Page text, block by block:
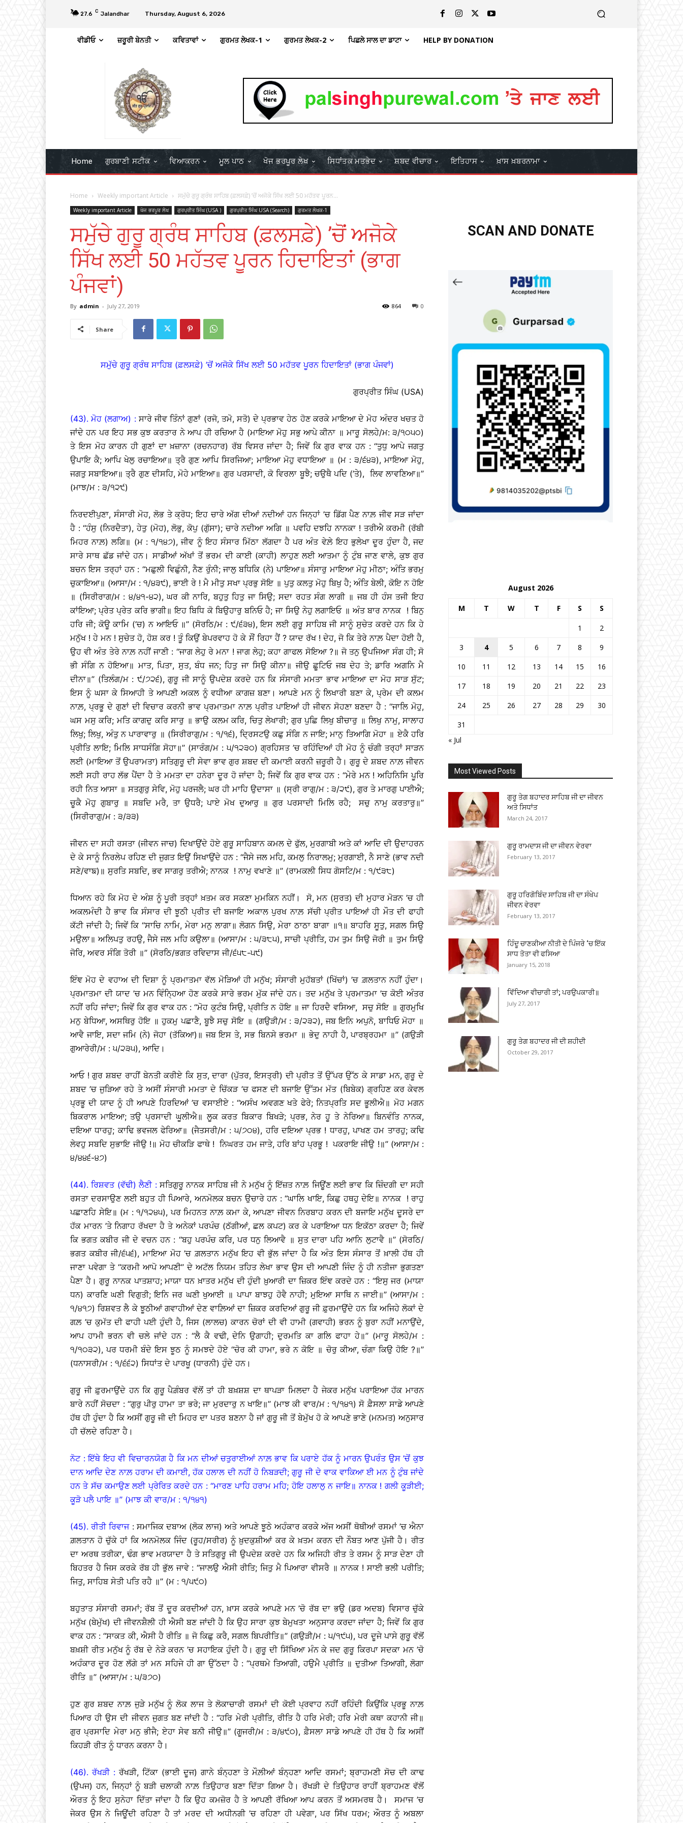
27.6 C Jalandhar Thursday, August 6, 2026
ਵੀਡੀਓ ਜ਼ਰੂਰੀ ਬੇਨਤੀ ਕਵਿਤਾਵਾਂ ਗੁਰਮਤ ਲੇਖਕ-1 ਗੁਰਮਤ ਲੇਖਕ-2 ਪਿਛਲੇ ਸਾਲ ਦਾ ਡਾਟਾ HELP BY DONATION
Home ਗੁਰਬਾਣੀ ਸਟੀਕ ਵਿਆਕਰਨ ਮੂਲ ਪਾਠ ਖੋਜ ਭਰਪੂਰ ਲੇਖ ਸਿਧਾਂਤਕ ਮਤਭੇਦ ਸ਼ਬਦ ਵੀਚਾਰ ਇਤਿਹਾਸ ਖ਼ਾਸ ਖ਼ਬਰਨਾਮਾ
Home Weekly important Article ਸਮੁੱਚੇ ਗੁਰੂ ਗ੍ਰੰਥ ਸਾਹਿਬ (ਫ਼ਲਸਫ਼ੇ) ’ਚੋਂ ਅਜੋਕੇ ਸਿੱਖ ਲਈ 50 ਮਹੱਤਵ ਪੂਰਨ...
Weekly important Article ਖੋਜ ਭਰਪੂਰ ਲੇਖ ਗੁਰਪ੍ਰੀਤ ਸਿੰਘ (USA ) ਗੁਰਪ੍ਰੀਤ ਸਿੰਘ USA (Search) ਗੁਰਮਤ ਲੇਖਕ-1
ਸਮੁੱਚੇ ਗੁਰੂ ਗ੍ਰੰਥ ਸਾਹਿਬ (ਫ਼ਲਸਫ਼ੇ) ’ਚੋਂ ਅਜੋਕੇ
ਸਿੱਖ ਲਈ 50 ਮਹੱਤਵ ਪੂਰਨ ਹਿਦਾਇਤਾਂ (ਭਾਗ
ਪੰਜਵਾਂ)
By admin - July 27, 2019 0
864
Share
ਸਮੁੱਚੇ ਗੁਰੂ ਗ੍ਰੰਥ ਸਾਹਿਬ (ਫ਼ਲਸਫ਼ੇ) ’ਚੋਂ ਅਜੋਕੇ ਸਿੱਖ ਲਈ 50 ਮਹੱਤਵ ਪੂਰਨ ਹਿਦਾਇਤਾਂ (ਭਾਗ ਪੰਜਵਾਂ)
ਗੁਰਪ੍ਰੀਤ ਸਿੰਘ (USA)
(43). ਮੋਹ (ਲਗਾਅ) :ਸਾਰੇ ਜੀਵ ਤਿੰਨਾਂ ਗੁਣਾਂ (ਰਜੋ, ਤਮੋ, ਸਤੋ) ਦੇ ਪ੍ਰਭਾਵ ਹੇਠ ਹੋਣ ਕਰਕੇ ਮਾਇਆ ਦੇ ਮੋਹ ਅੰਦਰ ਖਚਤ ਹੋ
ਜਾਂਦੇ ਹਨ ਪਰ ਇਹ ਸਭ ਕੁਝ ਕਰਤਾਰ ਨੇ ਆਪ ਹੀ ਰਚਿਆ ਹੈ (ਮਾਇਆ ਮੋਹੁ ਸਭੁ ਆਪੇ ਕੀਨਾ ॥ ਮਾਰੂ ਸੋਲਹੇ/ਮ: ੩/੧੦੫੦)
ਤੇ ਇਸ ਮੋਹ ਕਾਰਨ ਹੀ ਗੁਣਾਂ ਦਾ ਖ਼ਜ਼ਾਨਾ (ਰਚਨਹਾਰ) ਰੱਬ ਵਿਸਰ ਜਾਂਦਾ ਹੈ; ਜਿਵੇਂ ਕਿ ਗੁਰ ਵਾਕ ਹਨ : ‘‘ਤੁਧੁ ਆਪੇ ਜਗਤੁ
ਉਪਾਇ ਕੈ; ਆਪਿ ਖੇਲੁ ਰਚਾਇਆ॥ ਤ੍ਰੈ ਗੁਣ ਆਪਿ ਸਿਰਜਿਆ; ਮਾਇਆ ਮੋਹੁ ਵਧਾਇਆ ॥ (ਮ : ੩/੬੪੩), ਮਾਇਆ ਮੋਹੁ,
ਜਗਤੁ ਸਬਾਇਆ॥ ਤ੍ਰੈ ਗੁਣ ਦੀਸਹਿ, ਮੋਹੇ ਮਾਇਆ॥ ਗੁਰ ਪਰਸਾਦੀ, ਕੋ ਵਿਰਲਾ ਬੂਝੈ; ਚਉਥੈ ਪਦਿ (’ਤੇ), ਲਿਵ ਲਾਵਣਿਆ॥’’
(ਮਾਝ/ਮ : ੩/੧੨੯)
ਨਿਰਦਈਪੁਣਾ, ਸੰਸਾਰੀ ਮੋਹ, ਲੋਭ ਤੇ ਕ੍ਰੋਧ; ਇਹ ਚਾਰੇ ਅੱਗ ਦੀਆਂ ਨਦੀਆਂ ਹਨ ਜਿਨ੍ਹਾਂ ’ਚ ਡਿੱਗ ਪੈਣ ਨਾਲ਼ ਜੀਵ ਸੜ ਜਾਂਦਾ
ਹੈ : ‘‘ਹੰਸੁ (ਨਿਰਦੈਤਾ), ਹੇਤੁ (ਮੋਹ), ਲੋਭੁ, ਕੋਪੁ (ਗੁੱਸਾ); ਚਾਰੇ ਨਦੀਆ ਅਗਿ ॥ ਪਵਹਿ ਦਝਹਿ ਨਾਨਕਾ ! ਤਰੀਐ ਕਰਮੀ (ਰੱਬੀ
ਮਿਹਰ ਨਾਲ਼) ਲਗਿ॥ (ਮ : ੧/੧੪੭), ਜੀਵ ਨੂੰ ਇਹ ਸੰਸਾਰ ਮਿੱਠਾ ਲੱਗਦਾ ਹੈ ਪਰ ਅੰਤ ਵੇਲ਼ੇ ਇਹ ਭੁਲੇਖਾ ਦੂਰ ਹੁੰਦਾ ਹੈ, ਜਦ
ਸਾਰੇ ਸਾਥ ਛੱਡ ਜਾਂਦੇ ਹਨ। ਸਾਡੀਆਂ ਅੱਖਾਂ ਤੋਂ ਭਰਮ ਦੀ ਕਾਈ (ਕਾਹੀ) ਲਾਹੁਣ ਲਈ ਆਤਮਾ ਨੂੰ ਟੁੰਬ ਜਾਣ ਵਾਲੇ, ਕੁਝ ਗੁਰ
ਬਚਨ ਇਸ ਤਰ੍ਹਾਂ ਹਨ : ‘‘ਮਛੁਲੀ ਵਿਛੁੰਨੀ, ਨੈਣ ਰੁੰਨੀ; ਜਾਲੁ ਬਧਿਕਿ (ਨੇ) ਪਾਇਆ॥ ਸੰਸਾਰੁ ਮਾਇਆ ਮੋਹੁ ਮੀਠਾ; ਅੰਤਿ ਭਰਮੁ
ਚੁਕਾਇਆ॥ (ਆਸਾ/ਮ : ੧/੪੩੯), ਭਾਈ ਰੇ ! ਮੈ ਮੀਤੁ ਸਖਾ ਪ੍ਰਭੁ ਸੋਇ ॥ ਪੁਤੁ ਕਲਤੁ ਮੋਹੁ ਬਿਖੁ ਹੈ; ਅੰਤਿ ਬੇਲੀ, ਕੋਇ ਨ ਹੋਇ
॥ (ਸਿਰੀਰਾਗ/ਮ : ੪/੪੧-੪੨), ਘਰ ਕੀ ਨਾਰਿ, ਬਹੁਤੁ ਹਿਤੁ ਜਾ ਸਿਉ; ਸਦਾ ਰਹਤ ਸੰਗ ਲਾਗੀ ॥ ਜਬ ਹੀ ਹੰਸ ਤਜੀ ਇਹ
ਕਾਂਇਆ; ਪ੍ਰੇਤ ਪ੍ਰੇਤ ਕਰਿ ਭਾਗੀ॥ ਇਹ ਬਿਧਿ ਕੋ ਬਿਉਹਾਰੁ ਬਨਿਓ ਹੈ; ਜਾ ਸਿਉ ਨੇਹੁ ਲਗਾਇਓ ॥ ਅੰਤ ਬਾਰ ਨਾਨਕ ! ਬਿਨੁ
ਹਰਿ ਜੀ; ਕੋਊ ਕਾਮਿ (’ਚ) ਨ ਆਇਓ ॥’’ (ਸੋਰਠਿ/ਮ : ੯/੬੩੪), ਇਸ ਲਈ ਗੁਰੂ ਸਾਹਿਬ ਜੀ ਸਾਨੂੰ ਸੁਚੇਤ ਕਰਦੇ ਹਨ ਕਿ ਹੇ
ਮਨੁੱਖ ! ਹੇ ਮਨ ! ਸੁਚੇਤ ਹੋ, ਹੋਸ਼ ਕਰ ! ਤੂੰ ਕਿਉਂ ਬੇਪਰਵਾਹ ਹੋ ਕੇ ਸੌਂ ਰਿਹਾ ਹੈਂ ? ਯਾਦ ਰੱਖ ! ਦੇਹ, ਜੋ ਕਿ ਤੇਰੇ ਨਾਲ਼ ਪੈਦਾ ਹੋਈ ਹੈ,
ਉਹ ਵੀ ਅੰਤ ਤੇਰੇ ਨਾਲ਼ ਨਹੀਂ ਜਾਣੀ : ‘‘ਜਾਗ ਲੇਹੁ ਰੇ ਮਨਾ ! ਜਾਗ ਲੇਹੁ; ਕਹਾ ਗਾਫਲ ਸੋਇਆ ?॥ ਜੋ ਤਨੁ ਉਪਜਿਆ ਸੰਗ ਹੀ; ਸੋ
ਭੀ ਸੰਗਿ ਨ ਹੋਇਆ॥ ਮਾਤ, ਪਿਤਾ, ਸੁਤ, ਬੰਧ ਜਨ; ਹਿਤੁ ਜਾ ਸਿਉ ਕੀਨਾ॥ ਜੀਉ ਛੂਟਿਓ ਜਬ ਦੇਹ ਤੇ; ਡਾਰਿ ਅਗਨਿ ਮੈ
ਦੀਨਾ॥’’ (ਤਿਲੰਗ/ਮ : ੯/੭੨੬), ਗੁਰੂ ਜੀ ਸਾਨੂੰ ਉਪਦੇਸ਼ ਕਰਦੇ ਹਨ ਕਿ ਸੰਸਾਰੀ ਮਮਤਾ ਭਾਵ ਮਾਇਆ ਦਾ ਮੋਹ ਸਾੜ ਸੁੱਟ;
ਇਸ ਨੂੰ ਘਸਾ ਕੇ ਸਿਆਹੀ ਤੇ ਆਪਣੀ ਅਕਲ ਨੂੰ ਵਧੀਆ ਕਾਗਜ਼ ਬਣਾ। ਆਪਣੇ ਮਨ ਨੂੰ ਲਿਖਾਰੀ ਬਣਾ ਕੇ, ਪ੍ਰੇਮ ਦੀ ਕਲਮ
ਨਾਲ਼, ਪ੍ਰਭੂ ਦੇ ਗੁਣਾਂ ਦੀ ਵਿਚਾਰ ਕਰਨੀ ਭਾਵ ਪ੍ਰਮਾਤਮਾ ਨਾਲ਼ ਪ੍ਰੀਤ ਪਾਇਆਂ ਹੀ ਜੀਵਨ ਸੋਹਣਾ ਬਣਦਾ ਹੈ : ‘‘ਜਾਲਿ ਮੋਹੁ,
ਘਸ ਮਸੁ ਕਰਿ; ਮਤਿ ਕਾਗਦੁ ਕਰਿ ਸਾਰੁ ॥ ਭਾਉ ਕਲਮ ਕਰਿ, ਚਿਤੁ ਲੇਖਾਰੀ; ਗੁਰ ਪੁਛਿ ਲਿਖੁ ਬੀਚਾਰੁ ॥ ਲਿਖੁ ਨਾਮੁ, ਸਾਲਾਹ
ਲਿਖੁ; ਲਿਖੁ, ਅੰਤੁ ਨ ਪਾਰਾਵਾਰੁ ॥ (ਸਿਰੀਰਾਗੁ/ਮ : ੧/੧੬), ਦ੍ਰਿਸਟਉ ਕਛੁ ਸੰਗਿ ਨ ਜਾਇ; ਮਾਨੁ ਤਿਆਗਿ ਮੋਹਾ ॥ ਏਕੈ ਹਰਿ
ਪ੍ਰੀਤਿ ਲਾਇ; ਮਿਲਿ ਸਾਧਸੰਗਿ ਸੋਹਾ॥’’ (ਸਾਰੰਗ/ਮ : ੫/੧੨੩੦) ਗ੍ਰਹਿਸਤ ’ਚ ਰਹਿੰਦਿਆਂ ਹੀ ਮੋਹ ਨੂੰ ਚੰਗੀ ਤਰ੍ਹਾਂ ਸਾੜਨ
ਲਈ (ਮਾਇਆ ਤੋਂ ਉਪਰਾਮਤਾ) ਸਤਿਗੁਰੂ ਦੀ ਸੇਵਾ ਭਾਵ ਗੁਰ ਸ਼ਬਦ ਦੀ ਕਮਾਈ ਕਰਨੀ ਜ਼ਰੂਰੀ ਹੈ। ਗੁਰੂ ਦੇ ਸ਼ਬਦ ਨਾਲ਼ ਜੀਵਨ
ਲਈ ਸਹੀ ਰਾਹ ਲੱਭ ਪੈਂਦਾ ਹੈ ਤੇ ਮਮਤਾ ਦਾ ਹਨੇਰਾ ਦੂਰ ਹੋ ਜਾਂਦਾ ਹੈ; ਜਿਵੇਂ ਕਿ ਗੁਰ ਵਾਕ ਹਨ : ‘‘ਮੇਰੇ ਮਨ ! ਅਹਿਨਿਸਿ ਪੂਰਿ
ਰਹੀ ਨਿਤ ਆਸਾ ॥ ਸਤਗੁਰੁ ਸੇਵਿ, ਮੋਹੁ ਪਰਜਲੈ; ਘਰ ਹੀ ਮਾਹਿ ਉਦਾਸਾ ॥ (ਸ੍ਰੀ ਰਾਗੁ/ਮ : ੩/੨੯), ਗੁਰ ਤੇ ਮਾਰਗੁ ਪਾਈਐ;
ਚੂਕੈ ਮੋਹੁ ਗੁਬਾਰੁ ॥ ਸਬਦਿ ਮਰੈ, ਤਾ ਉਧਰੈ; ਪਾਏ ਮੋਖ ਦੁਆਰੁ ॥ ਗੁਰ ਪਰਸਾਦੀ ਮਿਲਿ ਰਹੈ; ਸਚੁ ਨਾਮੁ ਕਰਤਾਰੁ॥’’
(ਸਿਰੀਰਾਗੁ/ਮ : ੩/੩੩)
ਜੀਵਨ ਦਾ ਸਹੀ ਰਸਤਾ (ਜੀਵਨ ਜਾਚ) ਦਿਖਾਉਂਦੇ ਹੋਏ ਗੁਰੂ ਸਾਹਿਬਾਨ ਕਮਲ ਦੇ ਫੁੱਲ, ਮੁਰਗਾਬੀ ਅਤੇ ਕਾਂ ਆਦਿ ਦੀ ਉਦਾਹਰਨ
ਦੇ ਕੇ ਸਾਨੂੰ ਨਿਰਲੇਪ ਰਹਿਣ ਦੀ ਜੁਗਤ ਇਉਂ ਸਿਖਾਉਂਦੇ ਹਨ : ‘‘ਜੈਸੇ ਜਲ ਮਹਿ, ਕਮਲੁ ਨਿਰਾਲਮੁ; ਮੁਰਗਾਈ, ਨੈ ਸਾਣੇ (ਭਾਵ ਨਦੀ
ਸਣੇ/ਵਾਙ)॥ ਸੁਰਤਿ ਸਬਦਿ, ਭਵ ਸਾਗਰੁ ਤਰੀਐ; ਨਾਨਕ ! ਨਾਮੁ ਵਖਾਣੇ ॥’’ (ਰਾਮਕਲੀ ਸਿਧ ਗੋਸਟਿ/ਮ : ੧/੯੩੮)
ਧਿਆਨ ਰਹੇ ਕਿ ਮੋਹ ਦੇ ਅੰਸ਼ ਨੂੰ ਪੂਰੀ ਤਰ੍ਹਾਂ ਖ਼ਤਮ ਕਰ ਸਕਣਾ ਮੁਮਕਿਨ ਨਹੀਂ। ਸੋ, ਮਨ (ਸੁਰਤ) ਦੀ ਮੁਹਾਰ ਮੋੜਨ ’ਚ ਹੀ
ਅਕਲਮੰਦੀ ਹੈ ਭਾਵ ਕਿ ਸੰਸਾਰ ਦੀ ਝੂਠੀ ਪ੍ਰੀਤ ਦੀ ਬਜਾਇ ਅਕਾਲ ਪੁਰਖ ਨਾਲ਼ ਸੱਚੀ ਪ੍ਰੀਤ ਪਾਇਆਂ ਹੀ ਮੌਤ ਦੀ ਫਾਹੀ
ਕੱਟੀ ਜਾਂਦੀ ਹੈ; ਜਿਵੇਂ ਕਿ ‘‘ਸਾਚਿ ਨਾਮਿ, ਮੇਰਾ ਮਨੁ ਲਾਗਾ॥ ਲੋਗਨ ਸਿਉ, ਮੇਰਾ ਠਾਠਾ ਬਾਗਾ ॥੧॥ ਬਾਹਰਿ ਸੂਤੁ, ਸਗਲ ਸਿਉ
ਮਉਲਾ॥ ਅਲਿਪਤੁ ਰਹਉ, ਜੈਸੇ ਜਲ ਮਹਿ ਕਉਲਾ॥ (ਆਸਾ/ਮ : ੫/੩੮੫), ਸਾਚੀ ਪ੍ਰੀਤਿ, ਹਮ ਤੁਮ ਸਿਉ ਜੋਰੀ ॥ ਤੁਮ ਸਿਉ
ਜੋਰਿ, ਅਵਰ ਸੰਗਿ ਤੋਰੀ ॥’’ (ਸੋਰਠਿ/ਭਗਤ ਰਵਿਦਾਸ ਜੀ/੬੫੮-੫੯)
ਇੰਞ ਮੋਹ ਦੇ ਵਹਾਅ ਦੀ ਦਿਸ਼ਾ ਨੂੰ ਪ੍ਰਮਾਤਮਾ ਵੱਲ ਮੋੜਿਆਂ ਹੀ ਮਨੁੱਖ; ਸੰਸਾਰੀ ਮੁਹੱਬਤਾਂ (ਖਿੱਚਾਂ) ’ਚ ਗ਼ਲਤਾਨ ਨਹੀਂ ਹੁੰਦਾ।
ਪ੍ਰਮਾਤਮਾ ਦੀ ਯਾਦ ’ਚ ਮਨ ਵਿੰਨ੍ਹਿਆ ਹੋਣ ਕਰਕੇ ਸਾਰੇ ਭਰਮ ਮੁੱਕ ਜਾਂਦੇ ਹਨ। ਤਦ ਮਨੁੱਖ ਤੇ ਪ੍ਰਮਾਤਮਾ ’ਚ ਕੋਈ ਅੰਤਰ
ਨਹੀਂ ਰਹਿ ਜਾਂਦਾ; ਜਿਵੇਂ ਕਿ ਗੁਰ ਵਾਕ ਹਨ : ‘‘ਮੋਹ ਕੁਟੰਬ ਸਿਉ, ਪ੍ਰੀਤਿ ਨ ਹੋਇ ॥ ਜਾ ਹਿਰਦੈ ਵਸਿਆ, ਸਚੁ ਸੋਇ ॥ ਗੁਰਮੁਖਿ
ਮਨੁ ਬੇਧਿਆ, ਅਸਥਿਰੁ ਹੋਇ ॥ ਹੁਕਮੁ ਪਛਾਣੈ, ਬੂਝੈ ਸਚੁ ਸੋਇ ॥ (ਗਉੜੀ/ਮ : ੩/੨੩੨), ਜਬ ਇਨਿ ਅਪੁਨੋ, ਬਾਧਿਓ ਮੋਹਾ ॥
ਆਵੈ ਜਾਇ, ਸਦਾ ਜਮਿ (ਨੇ) ਜੋਹਾ (ਤੱਕਿਆ)॥ ਜਬ ਇਸ ਤੇ, ਸਭ ਬਿਨਸੇ ਭਰਮਾ ॥ ਭੇਦੁ ਨਾਹੀ ਹੈ, ਪਾਰਬ੍ਰਹਮਾ ॥’’ (ਗਉੜੀ
ਗੁਆਰੇਰੀ/ਮ : ੫/੨੩੫), ਆਦਿ।
ਆਓ ! ਗੁਰ ਸ਼ਬਦ ਰਾਹੀਂ ਬੇਨਤੀ ਕਰੀਏ ਕਿ ਸੁਤ, ਦਾਰਾ (ਪੁੱਤਰ, ਇਸਤ੍ਰੀ) ਦੀ ਪ੍ਰੀਤ ਤੋਂ ਉੱਪਰ ਉੱਠ ਕੇ ਸਾਡਾ ਮਨ, ਗੁਰੂ ਦੇ
ਸ਼ਬਦ ’ਚ ਜੁੜਿਆ ਰਹੇ ਤੇ ਅਸੀਂ ਸੰਸਾਰੀ ਮਮਤਾ ਦੇ ਚਿੱਕੜ ’ਚ ਫਸਣ ਦੀ ਬਜਾਇ ਉੱਤਮ ਮੱਤ (ਬਿਬੇਕ) ਗ੍ਰਹਿਣ ਕਰ ਕੇਵਲ
ਪ੍ਰਭੂ ਦੀ ਯਾਦ ਨੂੰ ਹੀ ਆਪਣੇ ਹਿਰਦਿਆਂ ’ਚ ਵਸਾਈਏ : ‘‘ਅਸੰਖ ਅਵਗਣ ਖਤੇ ਫੇਰੇ; ਨਿਤਪ੍ਰਤਿ ਸਦ ਭੂਲੀਐ॥ ਮੋਹ ਮਗਨ
ਬਿਕਰਾਲ ਮਾਇਆ; ਤਉ ਪ੍ਰਸਾਦੀ ਘੂਲੀਐ॥ ਲੂਕ ਕਰਤ ਬਿਕਾਰ ਬਿਖੜੇ; ਪ੍ਰਭ, ਨੇਰ ਹੂ ਤੇ ਨੇਰਿਆ॥ ਬਿਨਵੰਤਿ ਨਾਨਕ,
ਦਇਆ ਧਾਰਹੁ; ਕਾਢਿ ਭਵਜਲ ਫੇਰਿਆ॥ (ਜੈਤਸਰੀ/ਮ : ੫/੭੦੪), ਹਰਿ ਦਇਆ ਪ੍ਰਭ ! ਧਾਰਹੁ, ਪਾਖਣ ਹਮ ਤਾਰਹੁ; ਕਢਿ
ਲੇਵਹੁ ਸਬਦਿ ਸੁਭਾਇ ਜੀਉ !॥ ਮੋਹ ਚੀਕੜਿ ਫਾਥੇ ! ਨਿਘਰਤ ਹਮ ਜਾਤੇ, ਹਰਿ ਬਾਂਹ ਪ੍ਰਭੂ ! ਪਕਰਾਇ ਜੀਉ !॥’’ (ਆਸਾ/ਮ :
੪/੪੪੬-੪੭)
(44). ਰਿਸ਼ਵਤ (ਵੱਢੀ) ਲੈਣੀ :ਸਤਿਗੁਰੂ ਨਾਨਕ ਸਾਹਿਬ ਜੀ ਨੇ ਮਨੁੱਖ ਨੂੰ ਇੱਜ਼ਤ ਨਾਲ਼ ਜਿਊਂਣ ਲਈ ਭਾਵ ਕਿ ਜ਼ਿੰਦਗੀ ਦਾ ਸਹੀ
ਰਸਤਾ ਦਰਸਾਉਣ ਲਈ ਬਹੁਤ ਹੀ ਪਿਆਰੇ, ਅਨਮੋਲਕ ਬਚਨ ਉਚਾਰੇ ਹਨ : ‘‘ਘਾਲਿ ਖਾਇ, ਕਿਛੁ ਹਥਹੁ ਦੇਇ॥ ਨਾਨਕ ! ਰਾਹੁ
ਪਛਾਣਹਿ ਸੇਇ॥ (ਮ : ੧/੧੨੪੫), ਪਰ ਮਿਹਨਤ ਨਾਲ਼ ਕਮਾ ਕੇ, ਆਪਣਾ ਜੀਵਨ ਨਿਰਬਾਹ ਕਰਨ ਦੀ ਬਜਾਇ ਮਨੁੱਖ ਦੂਸਰੇ ਦਾ
ਹੱਕ ਮਾਰਨ ’ਤੇ ਨਿਗਾਹ ਰੱਖਦਾ ਹੈ ਤੇ ਅਨੇਕਾਂ ਪਰਪੰਚ (ਠੱਗੀਆਂ, ਛਲ ਕਪਟ) ਕਰ ਕੇ ਪਰਾਇਆ ਧਨ ਇਕੱਠਾ ਕਰਦਾ ਹੈ; ਜਿਵੇਂ
ਕਿ ਭਗਤ ਕਬੀਰ ਜੀ ਦੇ ਵਚਨ ਹਨ : ‘‘ਬਹੁ ਪਰਪੰਚ ਕਰਿ, ਪਰ ਧਨੁ ਲਿਆਵੈ ॥ ਸੁਤ ਦਾਰਾ ਪਹਿ ਆਨਿ ਲੁਟਾਵੈ ॥’’ (ਸੋਰਠਿ/
ਭਗਤ ਕਬੀਰ ਜੀ/੬੫੬), ਮਾਇਆ ਮੋਹ ’ਚ ਗ਼ਲਤਾਨ ਮਨੁੱਖ ਇਹ ਵੀ ਭੁੱਲ ਜਾਂਦਾ ਹੈ ਕਿ ਅੰਤ ਇਸ ਸੰਸਾਰ ਤੋਂ ਖ਼ਾਲੀ ਹੱਥ ਹੀ
ਜਾਣਾ ਪਵੇਗਾ ਤੇ ‘‘ਕਰਮੀ ਆਪੋ ਆਪਣੀ’’ ਦੇ ਅਟੱਲ ਨਿਯਮ ਤਹਿਤ ਲੇਖਾ ਭਾਵ ਉਸ ਦੀ ਆਪਣੀ ਜਿੰਦ ਨੂੰ ਹੀ ਨਤੀਜਾ ਭੁਗਤਣਾ
ਪੈਣਾ ਹੈ। ਗੁਰੂ ਨਾਨਕ ਪਾਤਸ਼ਾਹ; ਮਾਯਾ ਧਨ ਖ਼ਾਤਰ ਮਨੁੱਖ ਦੀ ਹੁੰਦੀ ਖ਼ੁਆਰੀ ਦਾ ਜ਼ਿਕਰ ਇੰਞ ਕਰਦੇ ਹਨ : ‘‘ਇਸੁ ਜਰ (ਮਾਯਾ
ਧਨ) ਕਾਰਣਿ ਘਣੀ ਵਿਗੁਤੀ; ਇਨਿ ਜਰ ਘਣੀ ਖੁਆਈ ॥ ਪਾਪਾ ਬਾਝਹੁ ਹੋਵੈ ਨਾਹੀ; ਮੁਇਆ ਸਾਥਿ ਨ ਜਾਈ॥’’ (ਆਸਾ/ਮ :
੧/੪੧੭) ਰਿਸ਼ਵਤ ਲੈ ਕੇ ਝੂਠੀਆਂ ਗਵਾਹੀਆਂ ਦੇਣ ਵਾਲ਼ਿਆਂ ਦਾ ਜ਼ਿਕਰ ਕਰਦਿਆਂ ਗੁਰੂ ਜੀ ਫ਼ੁਰਮਾਉਂਦੇ ਹਨ ਕਿ ਅਜਿਹੇ ਲੋਕਾਂ ਦੇ
ਗਲ਼ ’ਚ ਕੁਮੱਤ ਦੀ ਫਾਹੀ ਪਈ ਹੁੰਦੀ ਹੈ, ਜਿਸ (ਲਾਲਚ) ਕਾਰਨ ਚੋਰਾਂ ਦੀ ਵੀ ਹਾਮੀ (ਗਵਾਹੀ) ਭਰਨ ਨੂੰ ਬੁਰਾ ਨਹੀਂ ਮਨਾਉਂਦੇ,
ਆਪ ਹਾਮੀ ਭਰਨ ਵੀ ਚਲੇ ਜਾਂਦੇ ਹਨ : ‘‘ਲੈ ਕੈ ਵਢੀ, ਦੇਨਿ ਉਗਾਹੀ; ਦੁਰਮਤਿ ਕਾ ਗਲਿ ਫਾਹਾ ਹੇ॥’’ (ਮਾਰੂ ਸੋਲਹੇ/ਮ :
੧/੧੦੩੨), ਪਰ ਧਰਮੀ ਬੰਦੇ ਇਸ ਝੂਠ ਨੂੰ ਸਮਝਦੇ ਹੋਏ ‘‘ਚੋਰ ਕੀ ਹਾਮਾ, ਭਰੇ ਨ ਕੋਇ ॥ ਚੋਰੁ ਕੀਆ, ਚੰਗਾ ਕਿਉ ਹੋਇ ?॥’’
(ਧਨਾਸਰੀ/ਮ : ੧/੬੬੨) ਸਿਧਾਂਤ ਦੇ ਪਾਰਖੂ (ਧਾਰਨੀ) ਹੁੰਦੇ ਹਨ।
ਗੁਰੂ ਜੀ ਫ਼ੁਰਮਾਉਂਦੇ ਹਨ ਕਿ ਗੁਰੂ ਪੈਗ਼ੰਬਰ ਵੱਲੋਂ ਤਾਂ ਹੀ ਬਖ਼ਸ਼ਸ਼ ਦਾ ਥਾਪੜਾ ਮਿਲਦਾ ਹੈ ਜੇਕਰ ਮਨੁੱਖ ਪਰਾਇਆ ਹੱਕ ਮਾਰਨ
ਬਾਰੇ ਨਹੀਂ ਸੋਚਦਾ : ‘‘ਗੁਰੁ ਪੀਰੁ ਹਾਮਾ ਤਾ ਭਰੇ; ਜਾ ਮੁਰਦਾਰੁ ਨ ਖਾਇ॥’’ (ਮਾਝ ਕੀ ਵਾਰ/ਮ : ੧/੧੪੧) ਸੋ ਫ਼ੈਸਲਾ ਸਾਡੇ ਆਪਣੇ
ਹੱਥ ਹੀ ਹੁੰਦਾ ਹੈ ਕਿ ਅਸੀਂ ਗੁਰੂ ਜੀ ਦੀ ਮਿਹਰ ਦਾ ਪਤਰ ਬਣਨਾ ਹੈ ਜਾਂ ਗੁਰੂ ਜੀ ਤੋਂ ਬੇਮੁੱਖ ਹੋ ਕੇ ਆਪਣੇ ਭਾਣੇ (ਮਨਮਤ) ਅਨੁਸਾਰ
ਹੀ ਚੱਲਦੇ ਰਹਿਣਾ ਹੈ।
ਨੋਟ : ਇੱਥੇ ਇਹ ਵੀ ਵਿਚਾਰਨਯੋਗ ਹੈ ਕਿ ਮਨ ਦੀਆਂ ਚਤੁਰਾਈਆਂ ਨਾਲ਼ ਭਾਵ ਕਿ ਪਰਾਏ ਹੱਕ ਨੂੰ ਮਾਰਨ ਉਪਰੰਤ ਉਸ ’ਚੋਂ ਕੁਝ
ਦਾਨ ਆਦਿ ਦੇਣ ਨਾਲ਼ ਹਰਾਮ ਦੀ ਕਮਾਈ, ਹੱਕ ਹਲਾਲ ਦੀ ਨਹੀਂ ਹੋ ਨਿਬੜਦੀ; ਗੁਰੂ ਜੀ ਦੇ ਵਾਕ ਵਾਕਿਆ ਈ ਮਨ ਨੂੰ ਟੁੰਬ ਜਾਂਦੇ
ਹਨ ਤੇ ਸੱਚ ਕਮਾਉਣ ਲਈ ਪ੍ਰੇਰਿਤ ਕਰਦੇ ਹਨ : ‘‘ਮਾਰਣ ਪਾਹਿ ਹਰਾਮ ਮਹਿ; ਹੋਇ ਹਲਾਲੁ ਨ ਜਾਇ॥ ਨਾਨਕ ! ਗਲੀ ਕੂੜੀਈ;
ਕੂੜੋ ਪਲੈ ਪਾਇ ॥’’ (ਮਾਝ ਕੀ ਵਾਰ/ਮ : ੧/੧੪੧)
(45). ਰੀਤੀ ਰਿਵਾਜ: ਸਮਾਜਿਕ ਦਬਾਅ (ਲੋਕ ਲਾਜ) ਅਤੇ ਆਪਣੇ ਝੂਠੇ ਅਹੰਕਾਰ ਕਰਕੇ ਅੱਜ ਅਸੀਂ ਥੋਥੀਆਂ ਰਸਮਾਂ ’ਚ ਐਨਾ
ਗ਼ਲਤਾਨ ਹੋ ਚੁੱਕੇ ਹਾਂ ਕਿ ਅਨਮੋਲਕ ਜਿੰਦ (ਰੂਹ/ਸਰੀਰ) ਨੂੰ ਖ਼ੁਦਕੁਸ਼ੀਆਂ ਕਰ ਕੇ ਖ਼ਤਮ ਕਰਨ ਦੀ ਨੌਬਤ ਆਣ ਪੁੱਜੀ ਹੈ। ਰੀਤ
ਦਾ ਅਰਥ ਤਰੀਕਾ, ਢੰਗ ਭਾਵ ਮਰਯਾਦਾ ਹੈ ਤੇ ਸਤਿਗੁਰੂ ਜੀ ਉਪਦੇਸ਼ ਕਰਦੇ ਹਨ ਕਿ ਅਜਿਹੀ ਰੀਤ ਤੇ ਰਸਮ ਨੂੰ ਸਾੜ ਦੇਣਾ ਹੀ
ਬਿਹਤਰ ਹੈ ਜਿਸ ਕਰਕੇ ਰੱਬ ਹੀ ਭੁੱਲ ਜਾਵੇ : ‘‘ਜਾਲਉ ਐਸੀ ਰੀਤਿ; ਜਿਤੁ ਮੈ ਪਿਆਰਾ ਵੀਸਰੈ ॥ ਨਾਨਕ ! ਸਾਈ ਭਲੀ ਪਰੀਤਿ;
ਜਿਤੁ, ਸਾਹਿਬ ਸੇਤੀ ਪਤਿ ਰਹੈ ॥’’ (ਮ : ੧/੫੯੦)
ਬਹੁਤਾਤ ਸੰਸਾਰੀ ਰਸਮਾਂ; ਰੱਬ ਤੋਂ ਦੂਰ ਕਰਦੀਆਂ ਹਨ, ਖ਼ਾਸ ਕਰਕੇ ਆਪਣੇ ਮਨ ’ਚੋ ਰੱਬ ਦਾ ਭਉ (ਡਰ ਅਦਬ) ਵਿਸਾਰ ਚੁੱਕੇ
ਮਨੁੱਖ (ਬੇਮੁੱਖ) ਦੀ ਜੀਵਨਸ਼ੈਲੀ ਹੀ ਐਸੀ ਬਣ ਜਾਂਦੀ ਹੈ ਕਿ ਉਹ ਸਾਰਾ ਕੁਝ ਬੇਮੁਖਤਾ ਅਨੁਸਾਰ ਕਰਦਾ ਜਾਂਦਾ ਹੈ; ਜਿਵੇਂ ਕਿ ਗੁਰ
ਵਾਕ ਹਨ : ‘‘ਸਾਕਤ ਕੀ, ਐਸੀ ਹੈ ਰੀਤਿ ॥ ਜੋ ਕਿਛੁ ਕਰੈ, ਸਗਲ ਬਿਪਰੀਤਿ॥’’ (ਗਉੜੀ/ਮ : ੫/੧੯੫), ਪਰ ਦੂਜੇ ਪਾਸੇ ਗੁਰੂ ਵੱਲੋਂ
ਬਖ਼ਸ਼ੀ ਰੀਤ ਮਨੁੱਖ ਨੂੰ ਰੱਬ ਦੇ ਨੇੜੇ ਕਰਨ ’ਚ ਸਹਾਇਕ ਹੁੰਦੀ ਹੈ। ਗੁਰੂ ਦੀ ਸਿੱਖਿਆ ਮੰਨ ਕੇ ਜਦ ਗੁਰੂ ਕਿਰਪਾ ਸਦਕਾ ਮਨ ’ਚੋ
ਅਹੰਕਾਰ ਦੂਰ ਹੋਣ ਲੱਗੇ ਤਾਂ ਮਨ ਸਹਿਜੇ ਹੀ ਗਾ ਉੱਠਦਾ ਹੈ : ‘‘ਪ੍ਰਥਮੇ ਤਿਆਗੀ, ਹਉਮੈ ਪ੍ਰੀਤਿ ॥ ਦੁਤੀਆ ਤਿਆਗੀ, ਲੋਗਾ
ਰੀਤਿ ॥’’ (ਆਸਾ/ਮ : ੫/੩੭੦)
ਹੁਣ ਗੁਰ ਸ਼ਬਦ ਨਾਲ਼ ਜੁੜੇ ਮਨੁੱਖ ਨੂੰ ਲੋਕ ਲਾਜ ਤੇ ਲੋਕਾਚਾਰੀ ਰਸਮਾਂ ਦੀ ਕੋਈ ਪ੍ਰਵਾਹ ਨਹੀਂ ਰਹਿੰਦੀ ਕਿਉਂਕਿ ਪ੍ਰਭੂ ਨਾਲ਼
ਪਿਆਰ ਹੀ ਉਸ ਦੀ ਜੀਵਨ ਜੁਗਤ ਬਣ ਜਾਂਦੀ ਹੈ : ‘‘ਹਰਿ ਮੇਰੀ ਪ੍ਰੀਤਿ, ਰੀਤਿ ਹੈ ਹਰਿ ਮੇਰੀ; ਹਰਿ ਮੇਰੀ ਕਥਾ ਕਹਾਨੀ ਜੀ॥
ਗੁਰ ਪ੍ਰਸਾਦਿ ਮੇਰਾ ਮਨੁ ਭੀਜੈ; ਏਹਾ ਸੇਵ ਬਨੀ ਜੀਉ॥’’ (ਗੂਜਰੀ/ਮ : ੩/੪੯੦), ਫ਼ੈਸਲਾ ਸਾਡੇ ਆਪਣੇ ਹੀ ਹੱਥ ਹੈ ਕਿ ਅਸੀਂ
ਕਿਹੜੀ ਰੀਤ ਨੂੰ ਧਾਰਨ ਕਰਨਾ ਹੈ।
(46). ਰੱਖੜੀ :ਰੱਖੜੀ, ਟਿੱਕਾ (ਭਾਈ ਦੂਜ) ਗਾਨੇ ਬੰਨ੍ਹਣਾ ਤੇ ਮੌਲ਼ੀਆਂ ਬੰਨ੍ਹਣਾ ਆਦਿ ਰਸਮਾਂ; ਬ੍ਰਾਹਮਣੀ ਸੋਚ ਦੀ ਕਾਢ
(ਉਪਜ) ਹਨ, ਜਿਨ੍ਹਾਂ ਨੂੰ ਬੜੀ ਚਲਾਕੀ ਨਾਲ਼ ਤਿਉਹਾਰ ਬਣਾ ਦਿੱਤਾ ਗਿਆ ਹੈ। ਰੱਖੜੀ ਦੇ ਤਿਉਹਾਰ ਰਾਹੀਂ ਬ੍ਰਾਹਮਣ ਵੱਲੋਂ
ਔਰਤ ਨੂੰ ਇਹ ਸੁਨੇਹਾ ਦਿੱਤਾ ਜਾਂਦਾ ਹੈ ਕਿ ਉਹ ਕਮਜ਼ੋਰ ਹੈ ਤੇ ਆਪਣੀ ਰੱਖਿਆ ਆਪ ਕਰਨ ਤੋਂ ਅਸਮਰਥ ਹੈ। ਸਮਾਜ ’ਚ
ਜੇਕਰ ਉਸ ਨੇ ਜਿਊਂਦੀ ਰਹਿਣਾ ਹੈ ਤਾਂ ਮਰਦ ਦੀ ਅਧੀਨਗੀ ’ਚ ਰਹਿਣਾ ਹੀ ਪਵੇਗਾ, ਪਰ ਸਿੱਖ ਧਰਮ; ਔਰਤ ਨੂੰ ਅਬਲਾ
SCAN AND DONATE
August 2026
M T W T F S S
1
2
3
4 5 6 7 8
9
10
11 12 13 14 15
16
17
18 19 20 21 22
23
24
25 26 27 28 29
30
31
« Jul
Most Viewed Posts
ਗੁਰੂ ਤੇਗ ਬਹਾਦਰ ਸਾਹਿਬ ਜੀ ਦਾ ਜੀਵਨ
ਅਤੇ ਸਿਧਾਂਤ
March 24, 2017
ਗੁਰੂ ਰਾਮਦਾਸ ਜੀ ਦਾ ਜੀਵਨ ਵੇਰਵਾ
February 13, 2017
ਗੁਰੂ ਹਰਿਗੋਬਿੰਦ ਸਾਹਿਬ ਜੀ ਦਾ ਸੰਖੇਪ
ਜੀਵਨ ਵੇਰਵਾ
February 13, 2017
ਹਿੰਦੂ ਚਾਣਕੀਆ ਨੀਤੀ ਦੇ ਪਿੰਜਰੇ ‘ਚ ਇੱਕ
ਸਾਧ ਤੋਤਾ ਵੀ ਫਸਿਆ
January 15, 2018
ਵਿੱਦਿਆ ਵੀਚਾਰੀ ਤਾਂ; ਪਰਉਪਕਾਰੀ॥
July 27, 2017
ਗੁਰੂ ਤੇਗ ਬਹਾਦਰ ਜੀ ਦੀ ਸ਼ਹੀਦੀ
October 29, 2017